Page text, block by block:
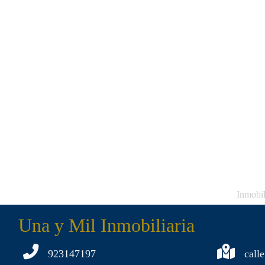
Una y Mil Inmobiliaria
923147197